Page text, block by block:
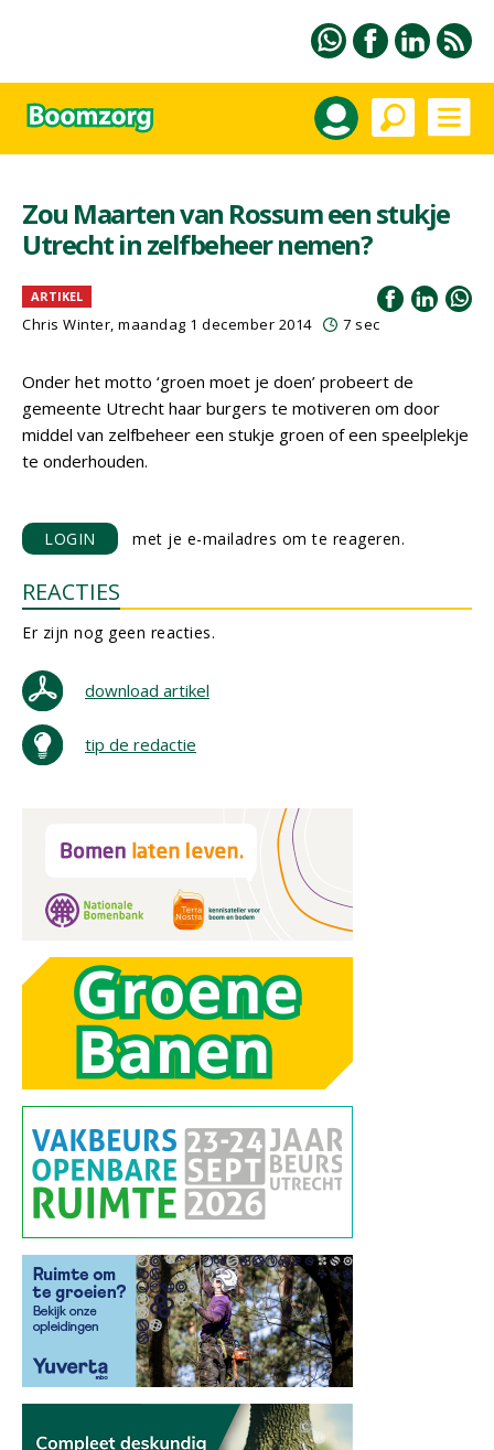
Zou Maarten van Rossum een stukje
Utrecht in zelfbeheer nemen?
ARTIKEL
Chris Winter, maandag 1 december 2014 7 sec
Onder het motto ‘groen moet je doen’ probeert de
gemeente Utrecht haar burgers te motiveren om door
middel van zelfbeheer een stukje groen of een speelplekje
te onderhouden.
LOGIN met je e-mailadres om te reageren.
REACTIES
Er zijn nog geen reacties.
download artikel
tip de redactie